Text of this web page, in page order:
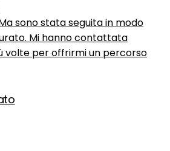
sono stata seguita in modo
Mi hanno contattata
volte per offrirmi un percorso